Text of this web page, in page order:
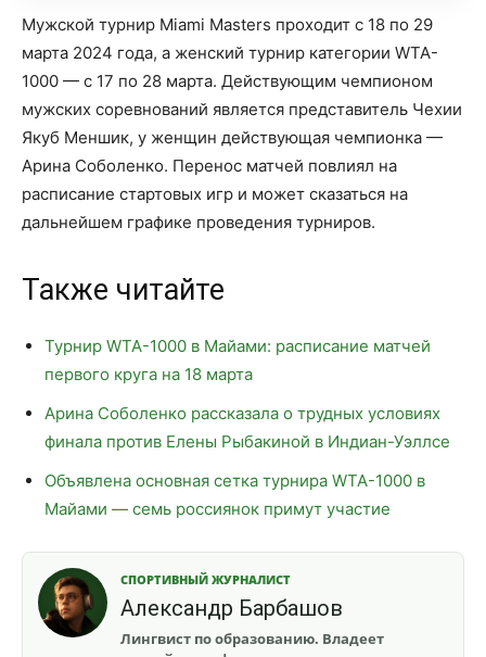
Мужской турнир Miami Masters проходит с 18 по 29
марта 2024 года, а женский турнир категории WTA-
1000 — с 17 по 28 марта. Действующим чемпионом
мужских соревнований является представитель Чехии
Якуб Меншик, у женщин действующая чемпионка —
Арина Соболенко. Перенос матчей повлиял на
расписание стартовых игр и может сказаться на
дальнейшем графике проведения турниров.
Также читайте
Турнир WTA-1000 в Майами: расписание матчей
первого круга на 18 марта
Арина Соболенко рассказала о трудных условиях
финала против Елены Рыбакиной в Индиан-Уэллсе
Объявлена основная сетка турнира WTA-1000 в
Майами — семь россиянок примут участие
СПОРТИВНЫЙ ЖУРНАЛИСТ
Александр Барбашов
Лингвист по образованию. Владеет